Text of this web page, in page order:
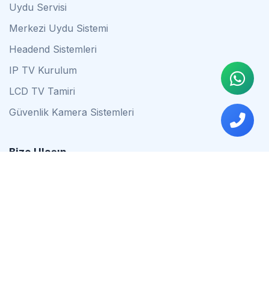
Uydu Servisi
Merkezi Uydu Sistemi
Headend Sistemleri
IP TV Kurulum
LCD TV Tamiri
Güvenlik Kamera Sistemleri
Bize Ulaşın